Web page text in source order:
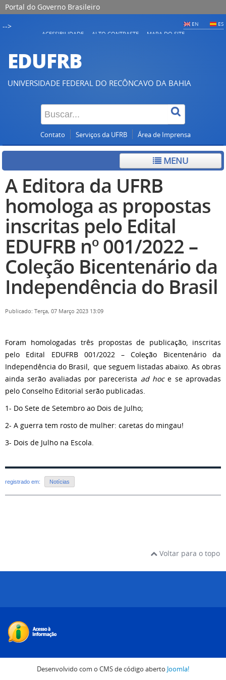
Portal do Governo Brasileiro
EN ES
-->
ACESSIBILIDADE ALTO CONTRASTE MAPA DO SITE
EDUFRB
UNIVERSIDADE FEDERAL DO RECÔNCAVO DA BAHIA
Contato Serviços da UFRB Área de Imprensa
MENU
A Editora da UFRB
homologa as propostas
inscritas pelo Edital
EDUFRB nº 001/2022 –
Coleção Bicentenário da
Independência do Brasil
Publicado: Terça, 07 Março 2023 13:09
Foram homologadas três propostas de publicação, inscritas
pelo Edital EDUFRB 001/2022 – Coleção Bicentenário da
Independência do Brasil, que seguem listadas abaixo. As obras
ainda serão avaliadas por parecerista ad hoce se aprovadas
pelo Conselho Editorial serão publicadas.
1- Do Sete de Setembro ao Dois de Julho;
2- A guerra tem rosto de mulher: caretas do mingau!
3- Dois de Julho na Escola.
registrado em: Notícias
Voltar para o topo
Desenvolvido com o CMS de código aberto Joomla!